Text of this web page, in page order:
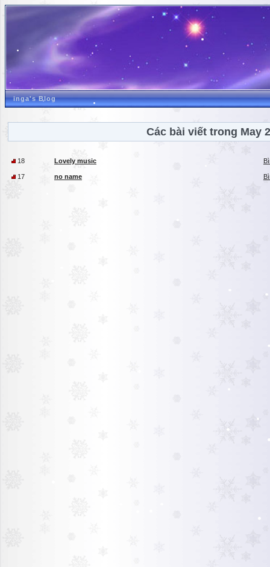
inga's Blog
Các bài viết trong May
18 Lovely music
17 no name